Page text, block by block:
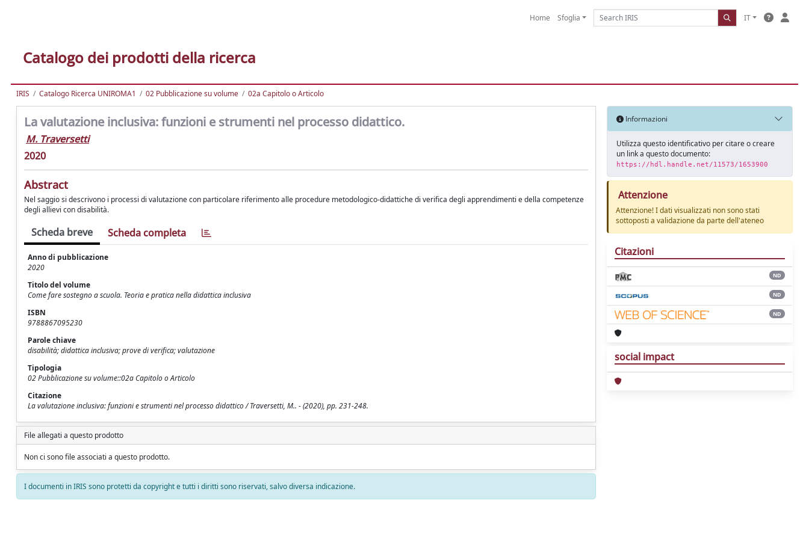
Home Sfoglia IT
Catalogo dei prodotti della ricerca
IRIS Catalogo Ricerca UNIROMA1 02 Pubblicazione su volume 02a Capitolo o Articolo
La valutazione inclusiva: funzioni e strumenti nel processo didattico.
M. Traversetti
2020
Abstract
Nel saggio si descrivono i processi di valutazione con particolare riferimento alle procedure metodologico-didattiche di verifica degli apprendimenti e della competenze
degli allievi con disabilità.
Scheda breve Scheda completa
Anno di pubblicazione
2020
Titolo del volume
Come fare sostegno a scuola. Teoria e pratica nella didattica inclusiva
ISBN
9788867095230
Parole chiave
disabilità; didattica inclusiva; prove di verifica; valutazione
Tipologia
02 Pubblicazione su volume::02a Capitolo o Articolo
Citazione
La valutazione inclusiva: funzioni e strumenti nel processo didattico / Traversetti, M.. - (2020), pp. 231-248.
File allegati a questo prodotto
Non ci sono file associati a questo prodotto.
I documenti in IRIS sono protetti da copyright e tutti i diritti sono riservati, salvo diversa indicazione.
Informazioni
Utilizza questo identificativo per citare o creare
un link a questo documento:
https://hdl.handle.net/11573/1653900
Attenzione
Attenzione! I dati visualizzati non sono stati
sottoposti a validazione da parte dell'ateneo
Citazioni
ND
ND
ND
social impact